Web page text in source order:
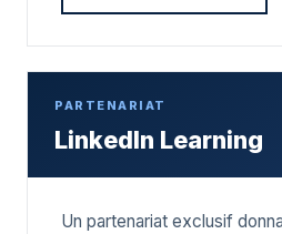
PARTENARIAT
LinkedIn Learning
Un partenariat exclusif